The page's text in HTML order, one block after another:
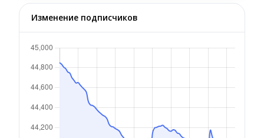
Изменение подписчиков